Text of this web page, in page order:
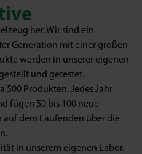
her. Wir sind ein
Generation mit einer großen
werden in unserer eigenen
und getestet.
500 Produkten. Jedes Jahr
fügen 50 bis 100 neue
dem Laufenden über die
in unserem eigenen Labor.